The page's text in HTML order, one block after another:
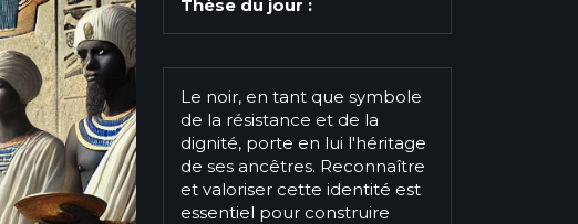
Thèse du jour :
Le noir, en tant que symbole
de la résistance et de la
dignité, porte en lui l'héritage
de ses ancêtres. Reconnaître
et valoriser cette identité est
essentiel pour construire